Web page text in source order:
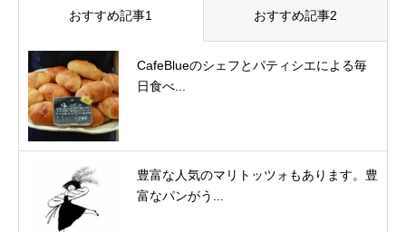
おすすめ記事1 おすすめ記事2
CafeBlueのシェフとパティシエによる毎
日食べ...
豊富な人気のマリトッツォもあります。豊
富なパンがう...